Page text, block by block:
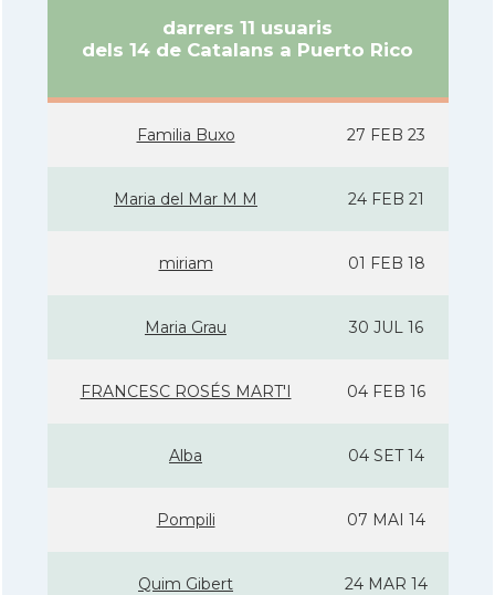
darrers 11 usuaris
dels 14 de Catalans a Puerto Rico
Familia Buxo 27 FEB 23
Maria del Mar M M 24 FEB 21
miriam 01 FEB 18
Maria Grau 30 JUL 16
FRANCESC ROSÉS MART'I 04 FEB 16
Alba 04 SET 14
Pompili 07 MAI 14
Quim Gibert 24 MAR 14